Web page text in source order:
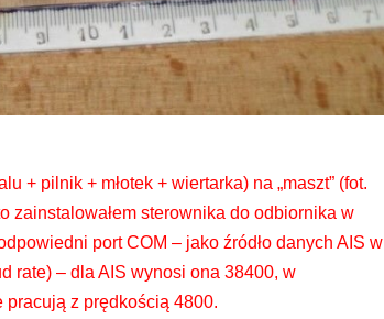
+ pilnik + młotek + wiertarka) na „maszt” (fot.
zainstalowałem sterownika do odbiornika w
port COM – jako źródło danych AIS w
rate) – dla AIS wynosi ona 38400, w
z prędkością 4800.